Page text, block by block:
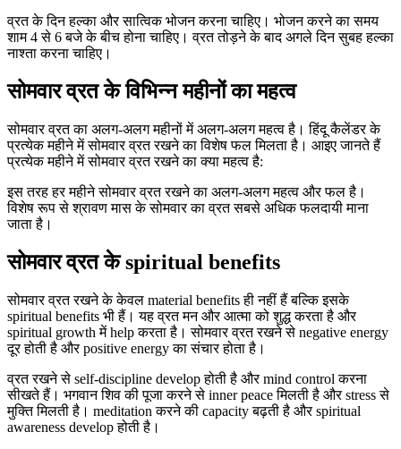
व्रत के दिन हल्का और सात्विक भोजन करना चाहिए। भोजन करने का समय
शाम 4 से 6 बजे के बीच होना चाहिए। व्रत तोड़ने के बाद अगले दिन सुबह हल्का
नाश्ता करना चाहिए।
सोमवार व्रत के विभिन्न महीनों का महत्व
सोमवार व्रत का अलग-अलग महीनों में अलग-अलग महत्व है। हिंदू कैलेंडर के
प्रत्येक महीने में सोमवार व्रत रखने का विशेष फल मिलता है। आइए जानते हैं
प्रत्येक महीने में सोमवार व्रत रखने का क्या महत्व है:
इस तरह हर महीने सोमवार व्रत रखने का अलग-अलग महत्व और फल है।
विशेष रूप से श्रावण मास के सोमवार का व्रत सबसे अधिक फलदायी माना
जाता है।
सोमवार व्रत के spiritual benefits
सोमवार व्रत रखने के केवल material benefits ही नहीं हैं बल्कि इसके
spiritual benefits भी हैं। यह व्रत मन और आत्मा को शुद्ध करता है और
spiritual growth में help करता है। सोमवार व्रत रखने से negative energy
दूर होती है और positive energy का संचार होता है।
व्रत रखने से self-discipline develop होती है और mind control करना
सीखते हैं। भगवान शिव की पूजा करने से inner peace मिलती है और stress से
मुक्ति मिलती है। meditation करने की capacity बढ़ती है और spiritual
awareness develop होती है।